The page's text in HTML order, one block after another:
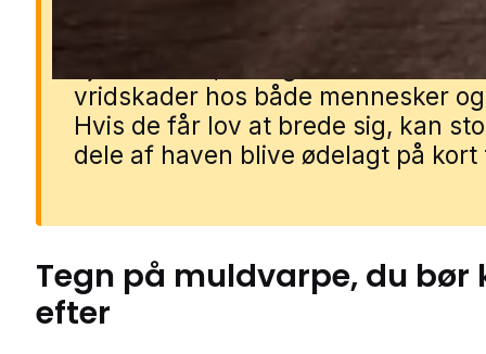
underjordiske tunneller kan skabe
ujævnheder, som giver risiko for
vridskader hos både mennesker
Hvis de får lov at brede sig, kan
dele af haven blive ødelagt på kort
Tegn på muldvarpe, du bør
efter